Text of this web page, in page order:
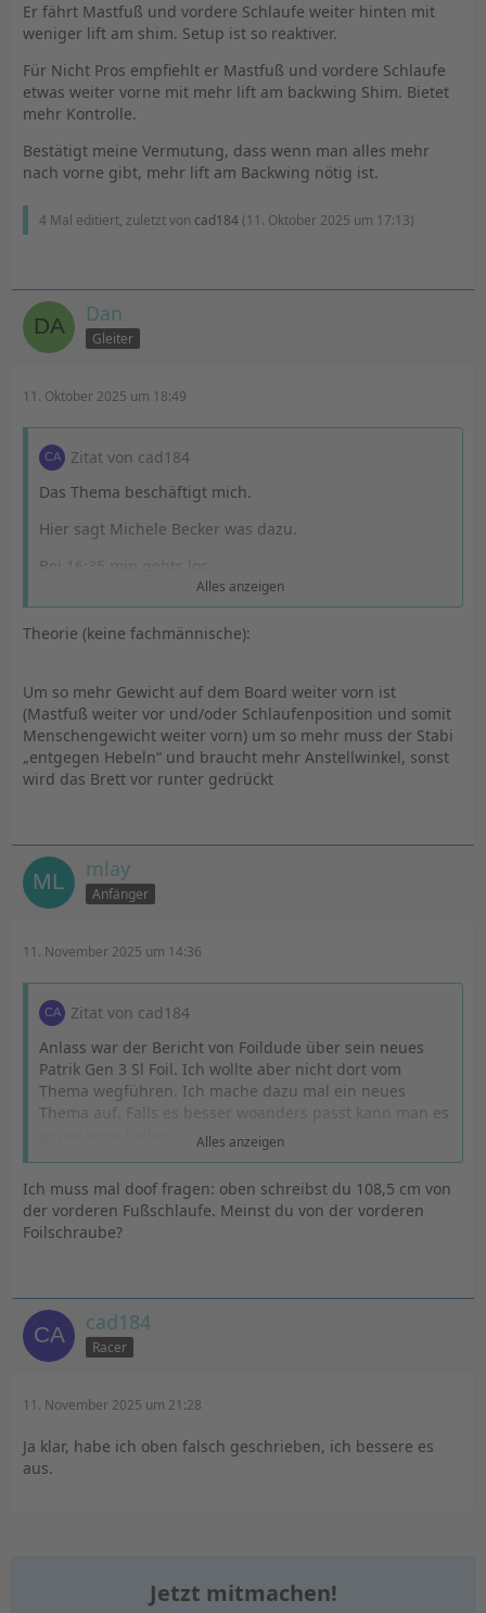
Er fährt Mastfuß und vordere Schlaufe weiter hinten mit
weniger lift am shim. Setup ist so reaktiver.
Für Nicht Pros empfiehlt er Mastfuß und vordere Schlaufe
etwas weiter vorne mit mehr lift am backwing Shim. Bietet
mehr Kontrolle.
Bestätigt meine Vermutung, dass wenn man alles mehr
nach vorne gibt, mehr lift am Backwing nötig ist.
4 Mal editiert, zuletzt von cad184 (11. Oktober 2025 um 17:13)
Dan
Gleiter
11. Oktober 2025 um 18:49
Zitat von cad184
Das Thema beschäftigt mich.
Hier sagt Michele Becker was dazu.
Bei 16:35 min gehts los.
Michele Becker explains his Gear & gives Secret Tips!
weniger lift am shim. Setup ist so reaktiver.
Für Nicht Pros empfiehlt er Mastfuß und vordere
Schlaufe etwas weiter vorne mit mehr lift am backwing
Shim. Bietet mehr Kontrolle.
Alles anzeigen
Theorie (keine fachmännische):
Um so mehr Gewicht auf dem Board weiter vorn ist
(Mastfuß weiter vor und/oder Schlaufenposition und somit
Menschengewicht weiter vorn) um so mehr muss der Stabi
„entgegen Hebeln“ und braucht mehr Anstellwinkel, sonst
wird das Brett vor runter gedrückt
mlay
Anfänger
11. November 2025 um 14:36
Zitat von cad184
Anlass war der Bericht von Foildude über sein neues
Patrik Gen 3 Sl Foil. Ich wollte aber nicht dort vom
Thema wegführen. Ich mache dazu mal ein neues
Thema auf. Falls es besser woanders passt kann man es
Trimmvariable, mit der ich auch öfters experimentiere.
Ich lande mit dem Mastfuß (Mitte) bei allen Boards aber
meist bei 108,5 cm von der vorderen Fußschlaufe mit
und Boards (FMX, Phantom, Falcon)
seine letzten Speedruns mit 112 cm und er war nicht
entspricht). Hier ein paar Pics, auch von PAtrik Fahrern:
Alles anzeigen
Ich muss mal doof fragen: oben schreibst du 108,5 cm von
der vorderen Fußschlaufe. Meinst du von der vorderen
Foilschraube?
cad184
Racer
11. November 2025 um 21:28
Ja klar, habe ich oben falsch geschrieben, ich bessere es
aus.
Jetzt mitmachen!